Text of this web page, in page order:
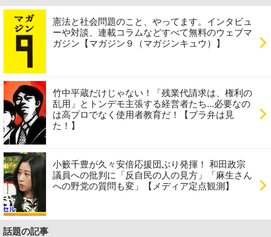
憲法と社会問題のこと、やってます。インタビュ
ーや対談、連載コラムなどすべて無料のウェブマ
ガジン【マガジン９（マガジンキュウ）】
竹中平蔵だけじゃない！「残業代請求は、権利の
乱用」とトンデモ主張する経営者たち...必要なの
は高プロでなく使用者教育だ！【ブラ弁は見
た！】
小籔千豊が久々安倍応援団ぶり発揮！ 和田政宗
議員への批判に「反自民の人の見方」「麻生さん
への野党の質問も変」【メディア定点観測】
話題の記事